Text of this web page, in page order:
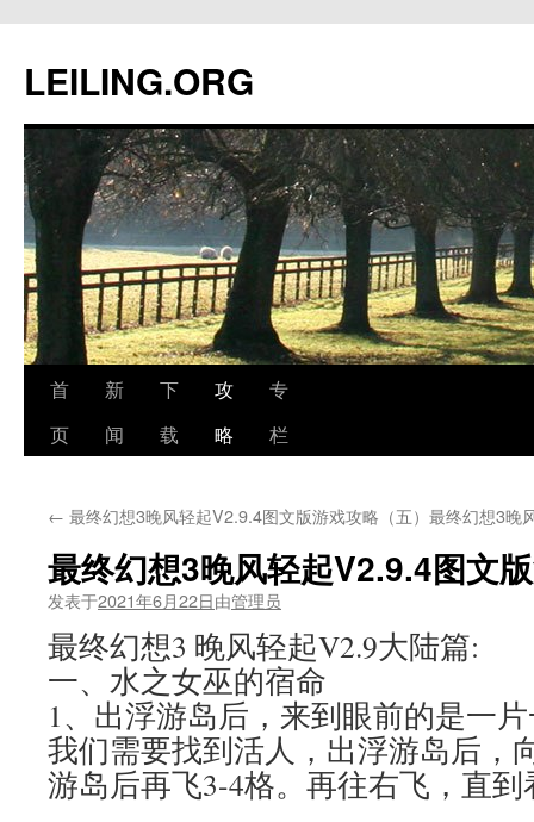
文
LEILING.ORG
首
页
新
闻
下
载
攻
略
专
栏
← 最终幻想3晚风轻起V2.9.4图文版游戏攻略（五） 最终幻想3晚
最终幻想3晚风轻起V2.9.4图文
发表于2021年6月22日由管理员
最终幻想3 晚风轻起V2.9大陆篇:
一、水之女巫的宿命
1、出浮游岛后，来到眼前的是一
我们需要找到活人，出浮游岛后，
游岛后再飞3-4格。再往右飞，直